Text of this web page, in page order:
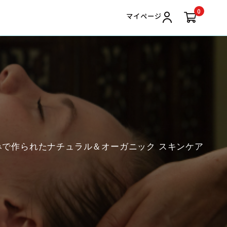
マイページ
0
作られたナチュラル＆オーガニック スキンケア